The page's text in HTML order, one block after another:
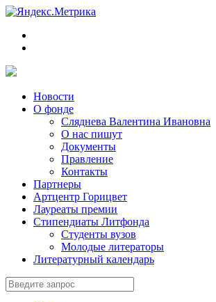
Новости
О фонде
Сляднева Валентина Ивановна
О нас пишут
Документы
Правление
Контакты
Партнеры
Артцентр Горицвет
Лауреаты премии
Стипендиаты Литфонда
Студенты вузов
Молодые литераторы
Литературный календарь